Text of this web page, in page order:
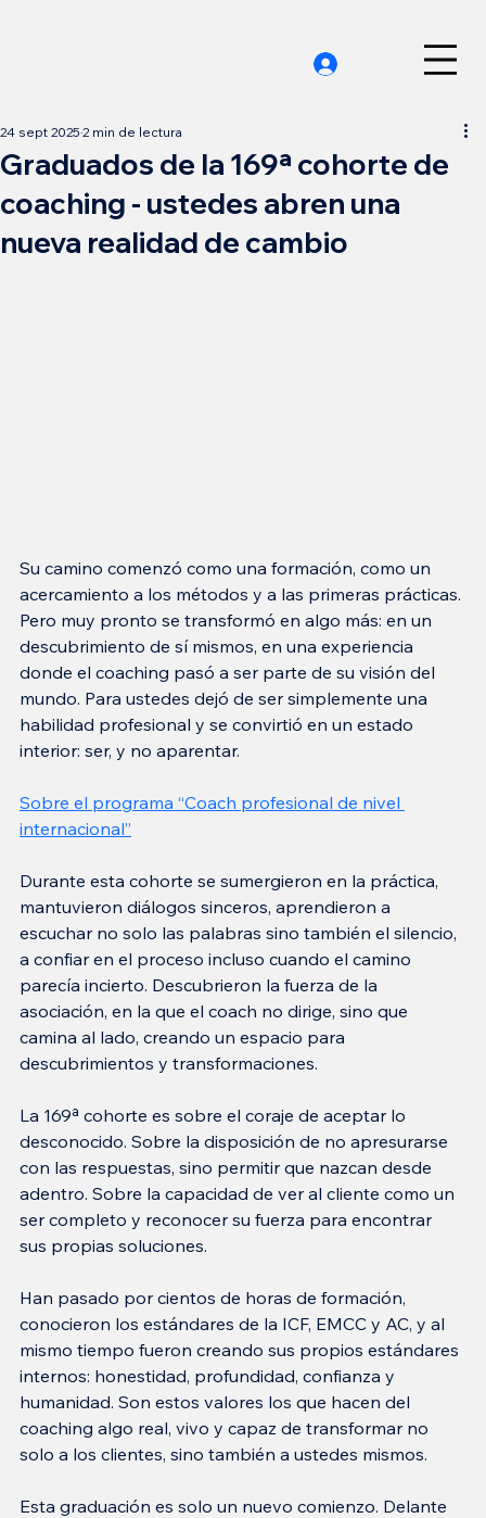
Graduados de la 169ª cohorte de
coaching - ustedes abren una
nueva realidad de cambio
24 sept 2025 2 min de lectura
Su camino comenzó como una formación, como un
acercamiento a los métodos y a las primeras prácticas.
Pero muy pronto se transformó en algo más: en un
descubrimiento de sí mismos, en una experiencia
donde el coaching pasó a ser parte de su visión del
mundo. Para ustedes dejó de ser simplemente una
habilidad profesional y se convirtió en un estado
interior: ser, y no aparentar.
Sobre el programa “Coach profesional de nivel
internacional”
Durante esta cohorte se sumergieron en la práctica,
mantuvieron diálogos sinceros, aprendieron a
escuchar no solo las palabras sino también el silencio,
a confiar en el proceso incluso cuando el camino
parecía incierto. Descubrieron la fuerza de la
asociación, en la que el coach no dirige, sino que
camina al lado, creando un espacio para
descubrimientos y transformaciones.
La 169ª cohorte es sobre el coraje de aceptar lo
desconocido. Sobre la disposición de no apresurarse
con las respuestas, sino permitir que nazcan desde
adentro. Sobre la capacidad de ver al cliente como un
ser completo y reconocer su fuerza para encontrar
sus propias soluciones.
Han pasado por cientos de horas de formación,
conocieron los estándares de la ICF, EMCC y AC, y al
mismo tiempo fueron creando sus propios estándares
internos: honestidad, profundidad, confianza y
humanidad. Son estos valores los que hacen del
coaching algo real, vivo y capaz de transformar no
solo a los clientes, sino también a ustedes mismos.
Esta graduación es solo un nuevo comienzo. Delante